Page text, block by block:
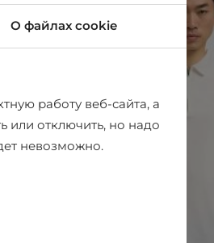
О файлах cookie
работу веб-сайта, а
или отключить, но надо
невозможно.